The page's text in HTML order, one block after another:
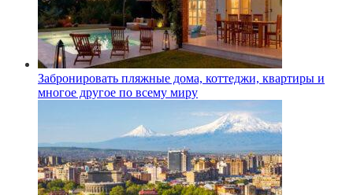
Забронировать пляжные дома, коттеджи, квартиры и
многое другое по всему миру